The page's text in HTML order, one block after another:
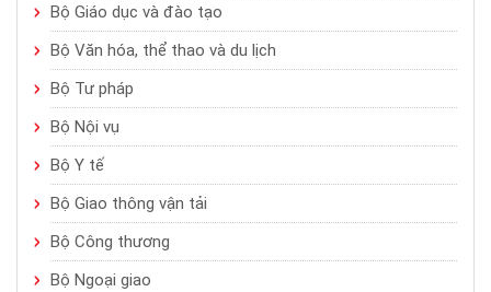
Bộ Giáo dục và đào tạo
Bộ Văn hóa, thể thao và du lịch
Bộ Tư pháp
Bộ Nội vụ
Bộ Y tế
Bộ Giao thông vận tải
Bộ Công thương
Bộ Ngoại giao